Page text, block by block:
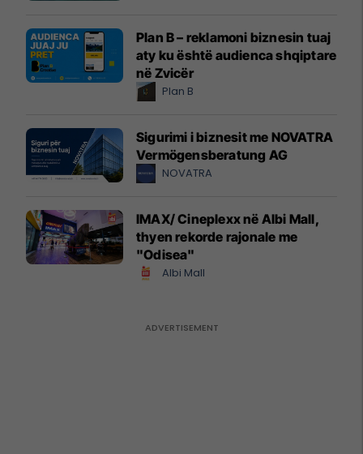
Plan B – reklamoni biznesin tuaj
aty ku është audienca shqiptare
në Zvicër
Plan B
Sigurimi i biznesit me NOVATRA
Vermögensberatung AG
NOVATRA
IMAX/ Cineplexx në Albi Mall,
thyen rekorde rajonale me
"Odisea"
Albi Mall